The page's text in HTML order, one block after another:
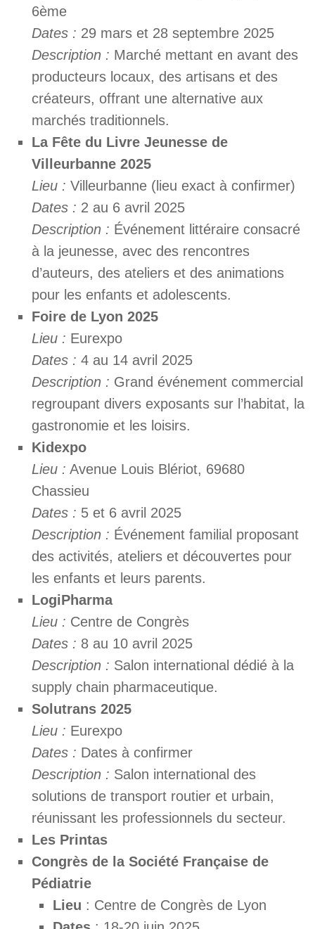
6ème
Dates : 29 mars et 28 septembre 2025
Description : Marché mettant en avant des
producteurs locaux, des artisans et des
créateurs, offrant une alternative aux
marchés traditionnels.
La Fête du Livre Jeunesse de
Villeurbanne 2025
Lieu : Villeurbanne (lieu exact à confirmer)
Dates : 2 au 6 avril 2025
Description : Événement littéraire consacré
à la jeunesse, avec des rencontres
d’auteurs, des ateliers et des animations
pour les enfants et adolescents.
Foire de Lyon 2025
Lieu : Eurexpo
Dates : 4 au 14 avril 2025
Description : Grand événement commercial
regroupant divers exposants sur l’habitat, la
gastronomie et les loisirs.
Kidexpo
Lieu : Avenue Louis Blériot, 69680
Chassieu
Dates : 5 et 6 avril 2025
Description : Événement familial proposant
des activités, ateliers et découvertes pour
les enfants et leurs parents.
LogiPharma
Lieu : Centre de Congrès
Dates : 8 au 10 avril 2025
Description : Salon international dédié à la
supply chain pharmaceutique.
Solutrans 2025
Lieu : Eurexpo
Dates : Dates à confirmer
Description : Salon international des
solutions de transport routier et urbain,
réunissant les professionnels du secteur.
Les Printas
Congrès de la Société Française de
Pédiatrie
Lieu : Centre de Congrès de Lyon